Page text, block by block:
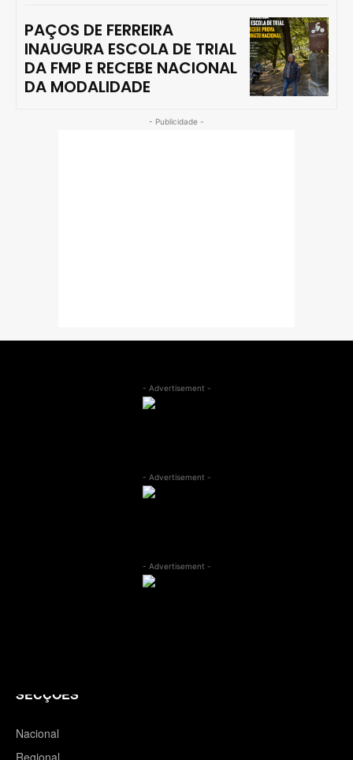
PAÇOS DE FERREIRA
INAUGURA ESCOLA DE TRIAL
DA FMP E RECEBE NACIONAL
DA MODALIDADE
- Publicidade -
- Advertisement -
- Advertisement -
- Advertisement -
SECÇÕES
Nacional
Regional